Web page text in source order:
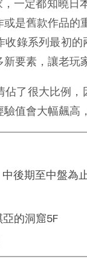
一定都知曉日
是舊款作品的
收錄系列最初
要素，讓老玩
佔了很大比例
值會大幅飆高
後期至中盤為
的洞窟5F